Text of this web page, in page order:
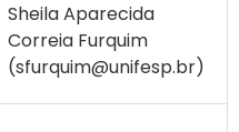
Sheila Aparecida
Correia Furquim
(sfurquim@unifesp.br)